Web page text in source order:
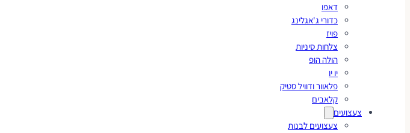
דאפו
כדורי ג'אגלינג
פויז
צלחות סיניות
הולה הופ
יו יו
פלאוור ודוויל סטיק
קלאבים
צעצועים
צעצועים לבנות